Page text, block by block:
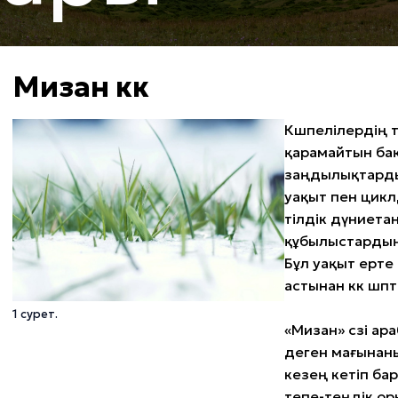
Мизан көк
1 сурет.
Көшпелілердің
қарамайтын
уақыт пен
тілдік
Бұл уақыт ерте
астынан көк
«Мизан» сөзі
деген
кезең кетіп